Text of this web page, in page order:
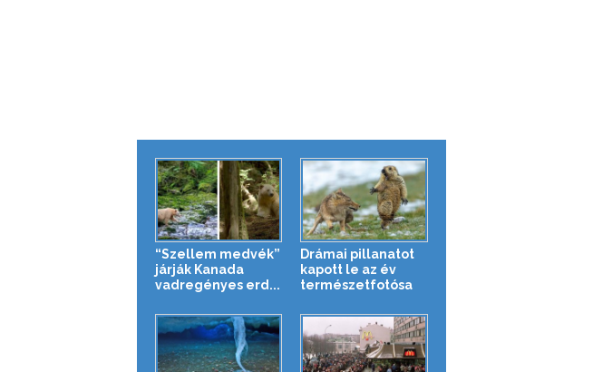
“Szellem medvék”
járják Kanada
vadregényes erd...
Drámai pillanatot
kapott le az év
természetfotósa